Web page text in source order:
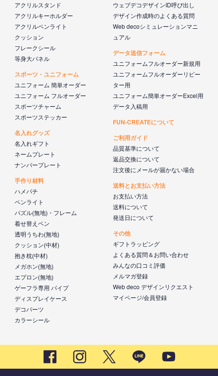
アクリルスタンド
アクリルキーホルダー
アクリルペンライト
クッション
フレークシール
等身大パネル
スポーツ・ユニフォーム
ユニフォーム 簡単オーダー
ユニフォーム フルオーダー
スポーツチャーム
スポーツステッカー
名入れグッズ
名入れギフト
ネームプレート
ナンバープレート
手作り材料
ハメパチ
ペンライト
パズル(無地)・フレーム
着せ替えペン
透明うちわ(無地)
クッション(中材)
抱き枕(中材)
メガホン(無地)
エプロン(無地)
ゲーフラ専用 パイプ
ディスプレイケース
デコパーツ
カラーシール
ウェブデコデザインID呼び出し
デザイン作成時のよくある質問
Web decoシミュレーションマニ
ュアル
データ送信フォーム
ユニフォームフルオーダー新規用
ユニフォームフルオーダーリピー
ター用
ユニフォーム簡単オーダーExcel用
データ入稿用
FUN-CREATEについて
ご利用ガイド
品質基準について
返品交換について
注文後にメールが届かない場合
送料とお支払い方法
お支払い方法
送料について
発送日について
その他
ギフトラッピング
よくある質問＆お問い合わせ
みんなの口コミ評価
メルマガ登録
Web deco デザインリクエスト
マイページ/会員登録